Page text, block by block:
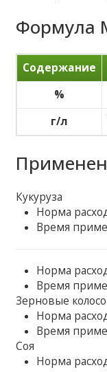
Формула
Содержание
%
г/л
Кукуруза
Норма
Время
Норма
Время
Зерновые
Норма
Время
Соя
Норма